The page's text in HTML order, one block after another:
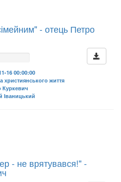
- отець Петро
16 00:00:00
християнського життя
Куркевич
Іваницький
- не врятувався!" -